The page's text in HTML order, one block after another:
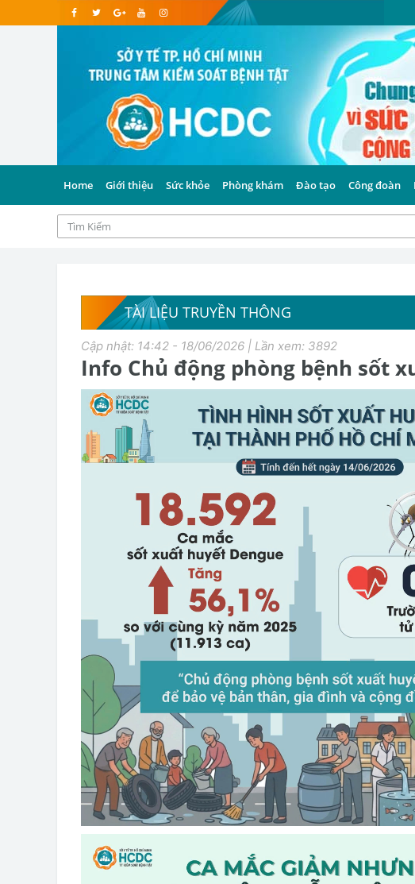
Home Giới thiệu Sức khỏe Phòng khám Đào tạo Công đoàn
TÀI LIỆU TRUYỀN THÔNG
Cập nhật: 14:42 - 18/06/2026 | Lần xem: 3892
Info Chủ động phòng bệnh sốt